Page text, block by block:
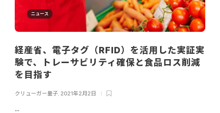
ニュース
経産省、電子タグ（RFID）を活用した実証実
験で、トレーサビリティ確保と食品ロス削減
を目指す
クリューガー量子 2021年2月2日
...